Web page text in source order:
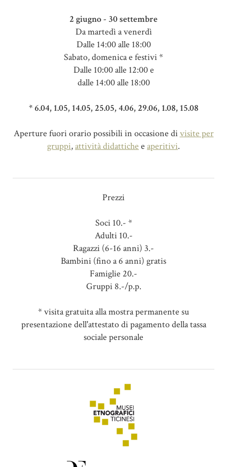
2 giugno - 30 settembre
Da martedì a venerdì
Dalle 14:00 alle 18:00
Sabato, domenica e festivi *
Dalle 10:00 alle 12:00 e
dalle 14:00 alle 18:00
* 6.04, 1.05, 14.05, 25.05, 4.06, 29.06, 1.08, 15.08
Aperture fuori orario possibili in occasione divisite per
gruppi,attività didattiche e aperitivi.
Prezzi
Soci 10.- *
Adulti 10.-
Ragazzi (6-16 anni) 3.-
Bambini (fino a 6 anni) gratis
Famiglie 20.-
Gruppi 8.-/p.p.
* visita gratuita alla mostra permanente su
presentazione dell'attestato di pagamento della tassa
sociale personale